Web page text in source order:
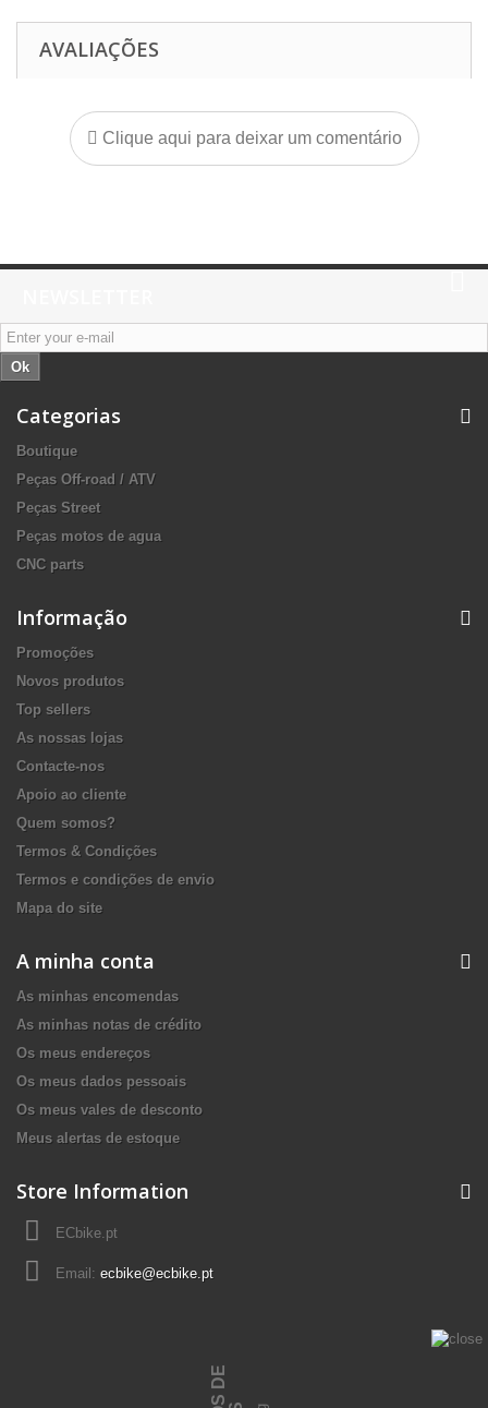
AVALIAÇÕES
Clique aqui para deixar um comentário
Ok
Categorias
Boutique
Peças Off-road / ATV
Peças Street
Peças motos de agua
CNC parts
Informação
Promoções
Novos produtos
Top sellers
As nossas lojas
Contacte-nos
Apoio ao cliente
Quem somos?
Termos & Condições
Termos e condições de envio
Mapa do site
A minha conta
As minhas encomendas
As minhas notas de crédito
Os meus endereços
Os meus dados pessoais
Os meus vales de desconto
Meus alertas de estoque
Store Information
ECbike.pt
Email: ecbike@ecbike.pt